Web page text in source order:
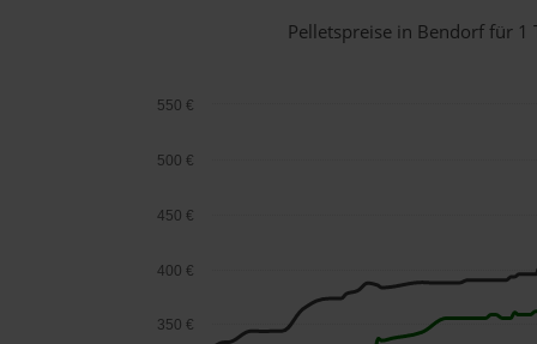
Pelletspreise in Bendorf für 1
350 €
400 €
450 €
500 €
550 €